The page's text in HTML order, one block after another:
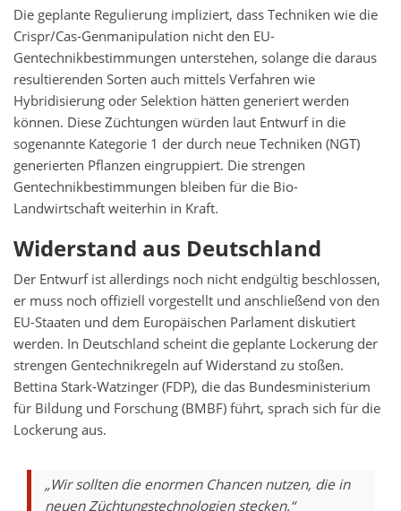
Die geplante Regulierung impliziert, dass Techniken wie die
Crispr/Cas-Genmanipulation nicht den EU-
Gentechnikbestimmungen unterstehen, solange die daraus
resultierenden Sorten auch mittels Verfahren wie
Hybridisierung oder Selektion hätten generiert werden
können. Diese Züchtungen würden laut Entwurf in die
sogenannte Kategorie 1 der durch neue Techniken (NGT)
generierten Pflanzen eingruppiert. Die strengen
Gentechnikbestimmungen bleiben für die Bio-
Landwirtschaft weiterhin in Kraft.
Widerstand aus Deutschland
Der Entwurf ist allerdings noch nicht endgültig beschlossen,
er muss noch offiziell vorgestellt und anschließend von den
EU-Staaten und dem Europäischen Parlament diskutiert
werden. In Deutschland scheint die geplante Lockerung der
strengen Gentechnikregeln auf Widerstand zu stoßen.
Bettina Stark-Watzinger (FDP), die das Bundesministerium
für Bildung und Forschung (BMBF) führt, sprach sich für die
Lockerung aus.
„Wir sollten die enormen Chancen nutzen, die in
neuen Züchtungstechnologien stecken.“